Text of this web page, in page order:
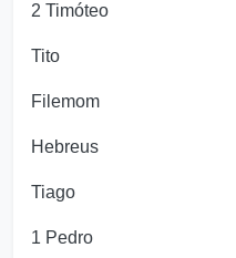
2 Timóteo
Tito
Filemom
Hebreus
Tiago
1 Pedro